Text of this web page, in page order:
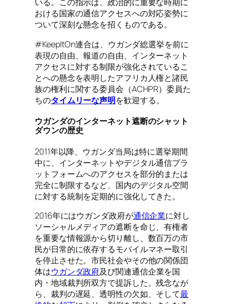
おける国家の通信アクセスへの対応姿勢に
ついて深刻な懸念を招くものである。
#KeepItOn連合は、ウガンダ総選挙を前に
表現の自由、報道の自由、インターネット
アクセスに対する制限が強化されているこ
とへの懸念を表明したアフリカ人権と諸民
族の権利に関する委員会（ACHPR）委員た
ちのタイムリーな声明を歓迎する。
ウガンダのインターネット遮断のシャット
ダウンの歴史
2011年以降、ウガンダ当局は特に選挙期間
中に、インターネットやデジタル通信プラ
ットフォームへのアクセスを部分的または
完全に制限するなど、国内のデジタル空間
に対する統制を定期的に強化してきた。
2016年にはウガンダ政府が通信企業に対し
ソーシャルメディアの遮断を命じ、有権者
を重要な情報源から切り離し、数百万の市
民が日常的に依存するモバイルマネー取引
を停止させた。市民社会やその他の関係団
体はウガンダ政府及び関連通信企業を国
内・地域裁判所双方で提訴した。残念なが
ら、裁判の遅延、透明性の欠如、そして最